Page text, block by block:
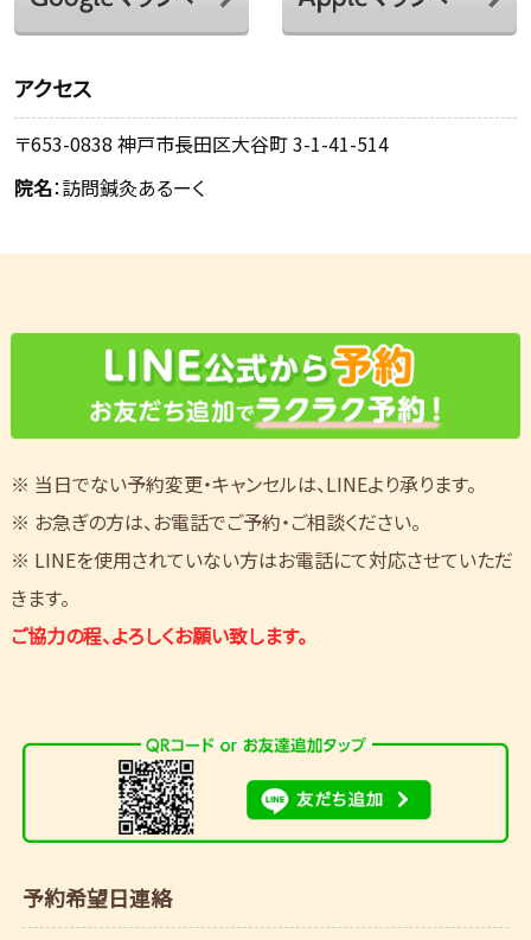
アクセス
〒653-0838 神戸市長田区大谷町 3-1-41-514
院名：訪問鍼灸あるーく
※ 当日でない予約変更・キャンセルは、LINEより承ります。
※ お急ぎの方は、お電話でご予約・ご相談ください。
※ LINEを使用されていない方はお電話にて対応させていただ
きます。
ご協力の程、よろしくお願い致します。
予約希望日連絡